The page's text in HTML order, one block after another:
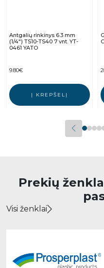
Antgalių rinkinys 6.3 mm
(1/4″) TS10-TS40 7 vnt. YT-
0461 YATO
9.80€
Į KREPŠELĮ
Prekių
Visi ženklai